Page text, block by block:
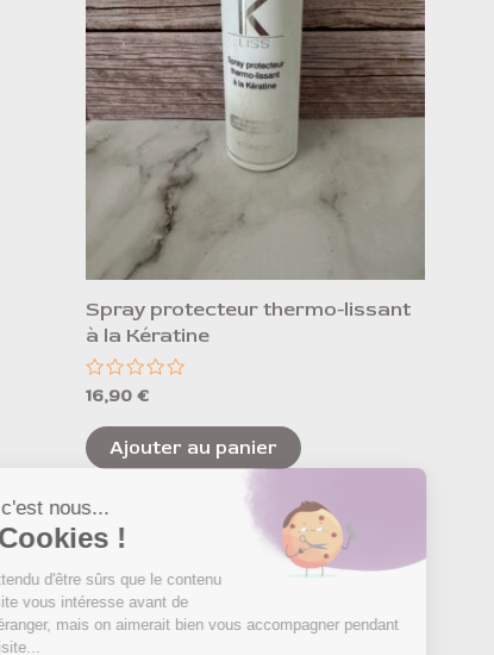
Spray protecteur thermo-lissant
à la Kératine
Note
sur
5
16,90 €
Ajouter au panier